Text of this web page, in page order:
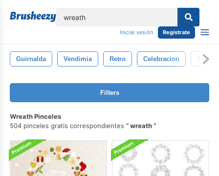
Iniciar sesión Regístrate
Guirnalda Vendimia Retro Celebracion Evento
Filters
Wreath Pinceles
504 pinceles gratis correspondientes
wreath